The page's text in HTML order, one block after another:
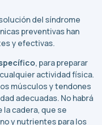
del síndrome
preventivas han
y efectivas.
, para preparar
actividad física.
músculos y tendones
adecuadas. No habrá
la cadera, que se
y nutrientes para los